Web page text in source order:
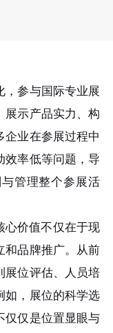
参与国际专业展
展示产品实力、构
企业在参展过程中
效率低等问题，导
管理整个参展活
心价值不仅在于现
和品牌推广。从前
展位评估、人员培
如，展位的科学选
仅仅是位置显眼与